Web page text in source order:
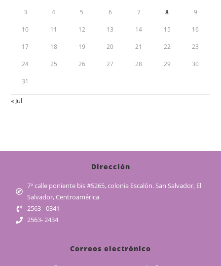
3 4 5 6 7 8 9
10 11 12 13 14 15 16
17 18 19 20 21 22 23
24 25 26 27 28 29 30
31
« Jul
Dirección
7ª calle poniente bis #5265, colonia Escalón. San Salvador, El
Salvador, Centroamérica
2563 - 0341
2563- 2434
Correos electrónico